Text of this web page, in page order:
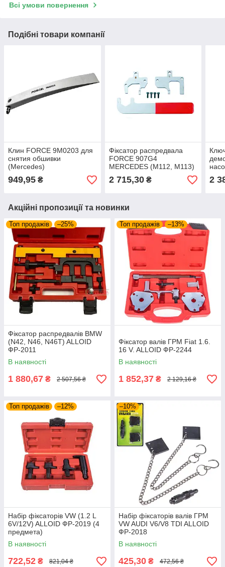
Всі умови повернення
Подібні товари компанії
Клин FORCE 9M0203 для
снятия обшивки
(Mercedes)
949,95 ₴
Фіксатор распредвала
FORCE 907G4
MERCEDES (M112, M113)
2 715,30₴ 2
Акційні пропозиції та новинки
Топ продажів –25%
Фіксатор распредвалів BMW
(N42, N46, N46T) ALLOID
ФР-2011
В наявності
1 880,67 ₴ 2 507,56 ₴
Топ продажів –13%
Фіксатор валів ГРМ Fiat 1.6.
16 V. ALLOID ФР-2244
В наявності
1 852,37 ₴ 2 129,16 ₴
Топ продажів –12%
Набір фіксаторів VW (1.2 L
6V/12V) ALLOID ФР-2019 (4
предмета)
В наявності
722,52 ₴ 821,04 ₴
–10%
Набір фіксаторів валів ГРМ
VW AUDI V6/V8 TDI ALLOID
ФР-2018
В наявності
425,30 ₴ 472,56 ₴